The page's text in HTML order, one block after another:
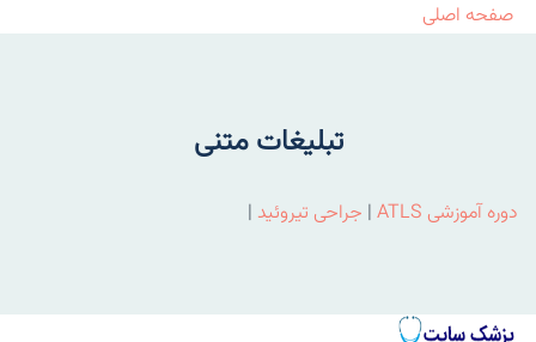
صفحه اصلی
تبلیغات متنی
دوره آموزشی ATLS | جراحی تیروئید |